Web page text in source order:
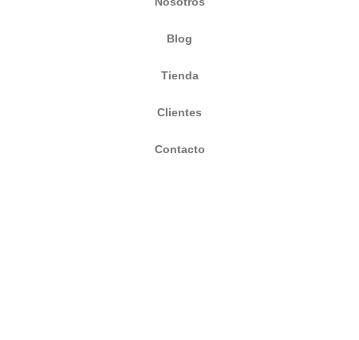
Blog
Tienda
Clientes
Contacto